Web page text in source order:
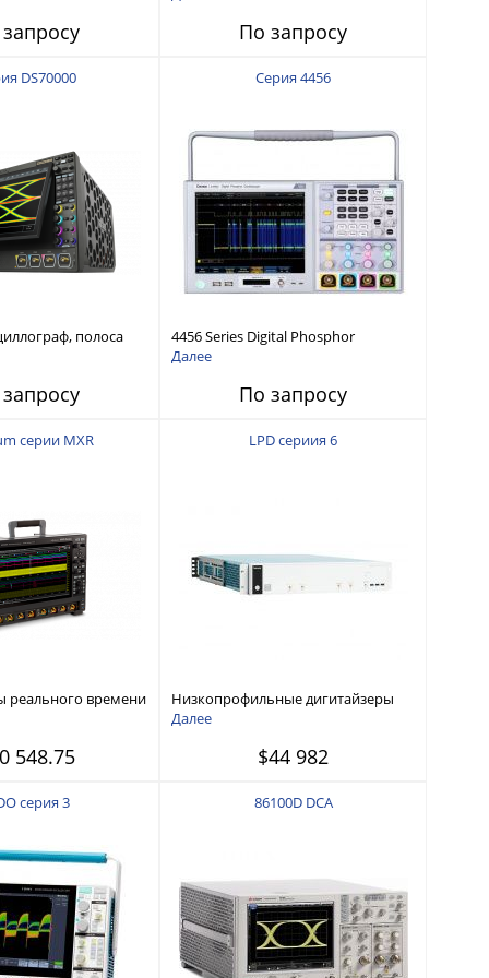
канала
Гвыб/c, 4 аналоговых канала + 16
По запросу
DS70000
полоса
5 ГГц, макс.
Серия 4456
4456 Series Digital Phosphor
Oscilloscope
Далее
По запросу
серии MXR
реального времени
каналов c полосой
548.75
LPD сериия 6
Низкопрофильные дигитайзеры
серии 6, 1 ГГц - 8 ГГц, 4 канала
Далее
$44 982
серия 3 86100D DCA